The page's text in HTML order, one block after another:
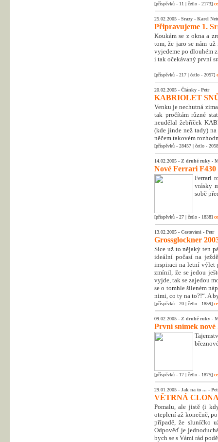
[příspěvků - 11 | četlo - 2173]
25.02.2005 - Srazy - Karel
Připravujeme 1.
Koukám se z okna a
tom, že jaro se nám
vyjedeme po dlouhém
i tak očekávaný první
[příspěvků - 217 | četlo - 2057]
20.02.2005 - Články - Petr
KABRIOLET
Venku je nechutná
tak pročítám různé
neudělal žebříček
(kde jinde než tady)
něčem takovém
[příspěvků - 28457 | četlo -
14.02.2005 - Z druhé ruky -
Nové Ferrari
Ferrari
vrásky
sobě
[příspěvků - 27 | četlo - 1838]
13.02.2005 - Cestování - Petr
Grossglockner
Sice už to nějaký ten
ideální počasí na
inspiraci na letní výlet
zmínil, že se jedou
vyjde, tak se zajedou
se o tomhle šíleném
nimi, co ty na to?!“. A
[příspěvků - 20 | četlo - 1859]
09.02.2005 - Z druhé ruky -
První snímek
[příspěvků - 17 | četlo - 1875]
29.01.2005 - Jak na to ... -
VĚTRNÁ
Pomalu, ale jistě (i
oteplení až konečně,
případě, že sluníčko
Odpověď je
bych se s Vámi rád